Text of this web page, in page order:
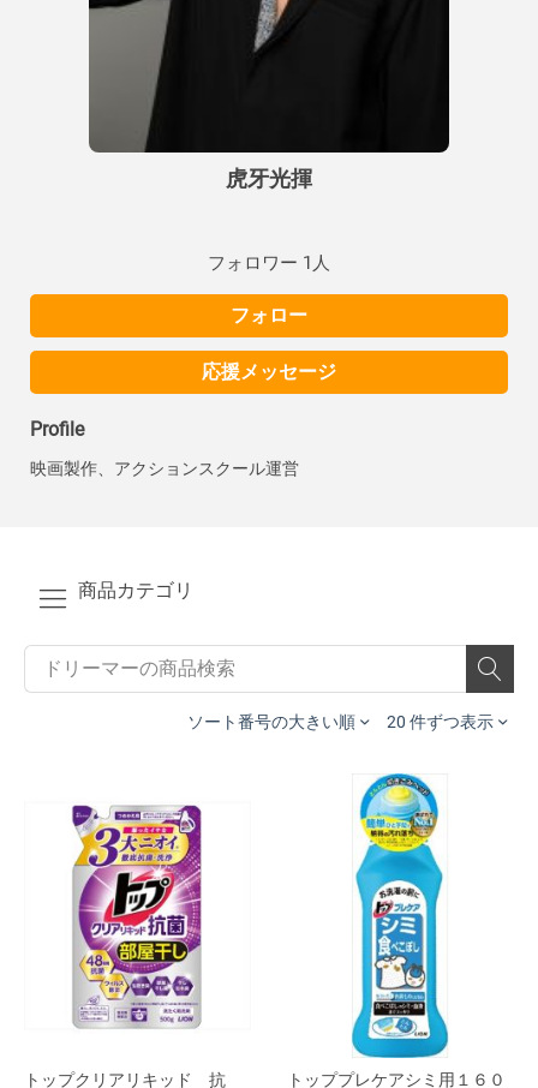
虎牙光揮
フォロワー 1人
フォロー
応援メッセージ
Profile
映画製作、アクションスクール運営
商品カテゴリ
ソート番号の大きい順 20 件ずつ表示
トップクリアリキッド 抗 トッププレケアシミ用１６０